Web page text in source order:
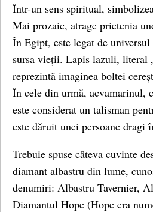
Într-un sens spiritual,
Mai prozaic, atrage prietenia
În Egipt, este legat de
sursa vieții. Lapis lazuli, literal
reprezintă imaginea boltei
În cele din urmă, acvamarinul,
este considerat un talisman
este dăruit unei persoane dragi
Trebuie spuse câteva cuvinte
diamant albastru din lume,
denumiri: Albastru Tavernier,
Diamantul Hope (Hope era